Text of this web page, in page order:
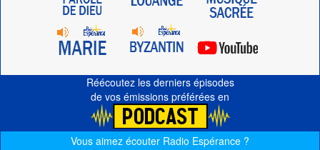
Réécoutez les derniers épisodes
de vos émissions préférées en
Vous aimez écouter Radio Espérance ?